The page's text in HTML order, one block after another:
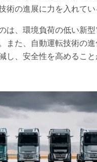
術の進展に力を入れてい
は、環境負荷の低い新
また、自動運転技術の
し、安全性を高めるこ